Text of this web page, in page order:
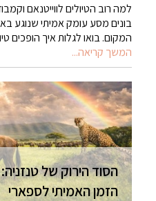
למה רוב הטיולים לווייטנאם
בונים מסע עומק אמיתי שנוגע
המקום. בואו לגלות איך הופכים
המשך קריאה...
הסוד הירוק של
הזמן האמיתי לספארי